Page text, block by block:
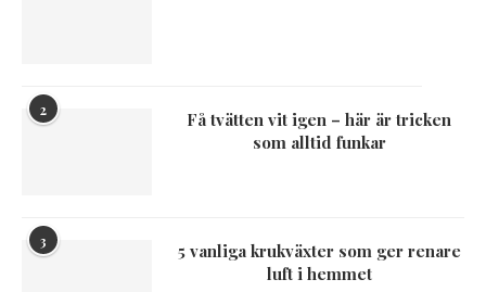
2
Få tvätten vit igen – här är tricken
som alltid funkar
3
5 vanliga krukväxter som ger renare
luft i hemmet